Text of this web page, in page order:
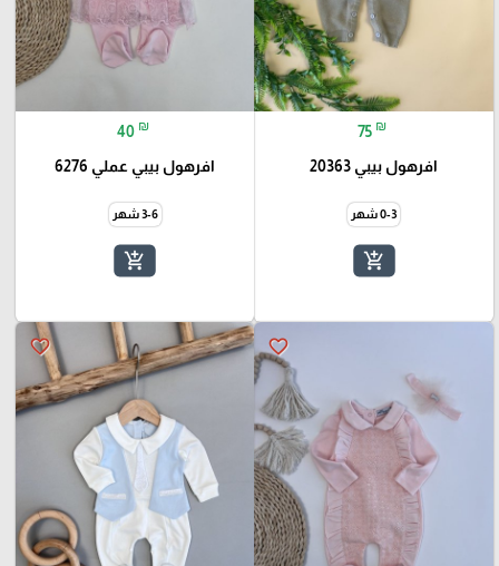
75 ₪
افرهول بيبي 20363
0-3 شهر
add_shopping_cart
40 ₪
افرهول بيبي عملي 6276
3-6 شهر
add_shopping_cart
favorite_border
favorite_border